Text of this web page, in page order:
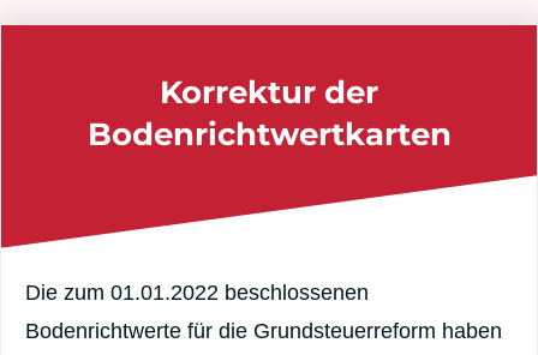
Korrektur der
Bodenrichtwertkarten
Die zum 01.01.2022 beschlossenen
Bodenrichtwerte für die Grundsteuerreform haben